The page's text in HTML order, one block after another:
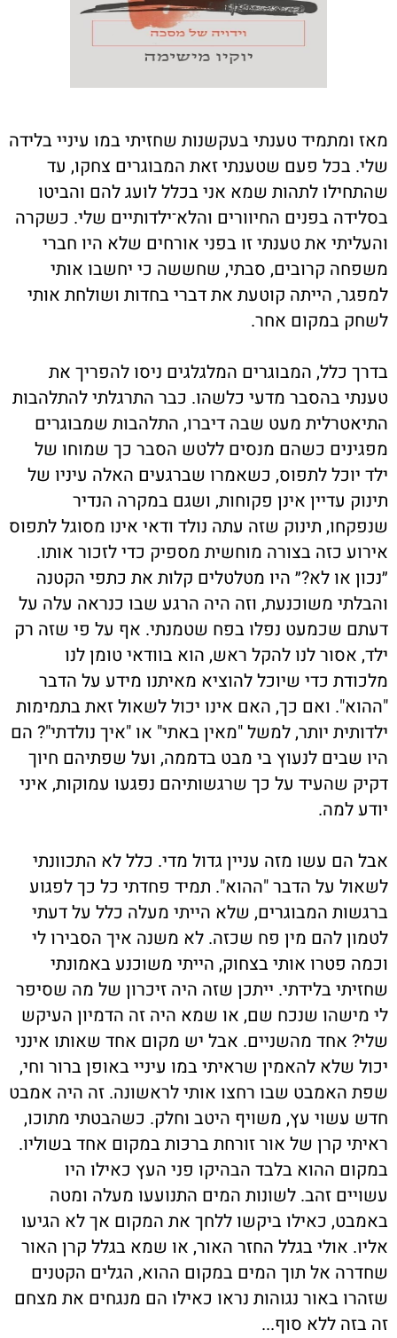
מאז ומתמיד טענתי בעקשנות שחזיתי במו עיניי בלידה
שלי. בכל פעם שטענתי זאת המבוגרים צחקו, עד
שהתחילו לתהות שמא אני בכלל לועג להם והביטו
בסלידה בפנים החיוורים והלא־ילדותיים שלי. כשקרה
והעליתי את טענתי זו בפני אורחים שלא היו חברי
משפחה קרובים, סבתי, שחששה כי יחשבו אותי
למפגר, הייתה קוטעת את דברי בחדות ושולחת אותי
לשחק במקום אחר.
בדרך כלל, המבוגרים המלגלגים ניסו להפריך את
טענתי בהסבר מדעי כלשהו. כבר התרגלתי להתלהבות
התיאטרלית מעט שבה דיברו, התלהבות שמבוגרים
מפגינים כשהם מנסים ללטש הסבר כך שמוחו של
ילד יוכל לתפוס, כשאמרו שברגעים האלה עיניו של
תינוק עדיין אינן פקוחות, ושגם במקרה הנדיר
שנפקחו, תינוק שזה עתה נולד ודאי אינו מסוגל לתפוס
אירוע כזה בצורה מוחשית מספיק כדי לזכור אותו.
״נכון או לא?״ היו מטלטלים קלות את כתפי הקטנה
והבלתי משוכנעת, וזה היה הרגע שבו כנראה עלה על
דעתם שכמעט נפלו בפח שטמנתי. אף על פי שזה רק
ילד, אסור לנו להקל ראש, הוא בוודאי טומן לנו
מלכודת כדי שיוכל להוציא מאיתנו מידע על הדבר
"ההוא". ואם כך, האם אינו יכול לשאול זאת בתמימות
ילדותית יותר, למשל "מאין באתי" או "איך נולדתי"? הם
היו שבים לנעוץ בי מבט בדממה, ועל שפתיהם חיוך
דקיק שהעיד על כך שרגשותיהם נפגעו עמוקות, איני
יודע למה.
אבל הם עשו מזה עניין גדול מדי. כלל לא התכוונתי
לשאול על הדבר "ההוא". תמיד פחדתי כל כך לפגוע
ברגשות המבוגרים, שלא הייתי מעלה כלל על דעתי
לטמון להם מין פח שכזה. לא משנה איך הסבירו לי
וכמה פטרו אותי בצחוק, הייתי משוכנע באמונתי
שחזיתי בלידתי. ייתכן שזה היה זיכרון של מה שסיפר
לי מישהו שנכח שם, או שמא היה זה הדמיון העיקש
שלי? אחד מהשניים. אבל יש מקום אחד שאותו אינני
יכול שלא להאמין שראיתי במו עיניי באופן ברור וחי,
שפת האמבט שבו רחצו אותי לראשונה. זה היה אמבט
חדש עשוי עץ, משויף היטב וחלק. כשהבטתי מתוכו,
ראיתי קרן של אור זורחת ברכּוּת במקום אחד בשוליו.
במקום ההוא בלבד הבהיקו פני העץ כאילו היו
עשויים זהב. לשונות המים התנועעו מעלה ומטה
באמבט, כאילו ביקשו ללחך את המקום אך לא הגיעו
אליו. אולי בגלל החזר האור, או שמא בגלל קרן האור
שחדרה אל תוך המים במקום ההוא, הגלים הקטנים
שזהרו באור נגוהות נראו כאילו הם מנגחים את מצחם
זה בזה ללא סוף...